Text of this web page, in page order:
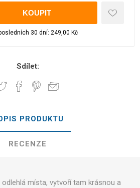
30 dní: 249,00 Kč
Sdílet:
PRODUKTU
RECENZE
místa, vytvoří tam krásnou a